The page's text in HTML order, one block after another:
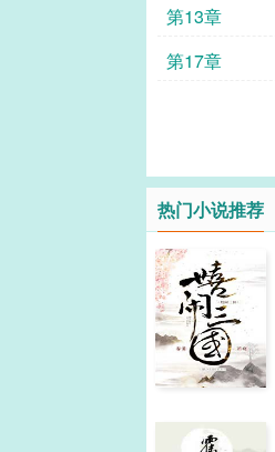
第13章
第17章
热门小说推荐